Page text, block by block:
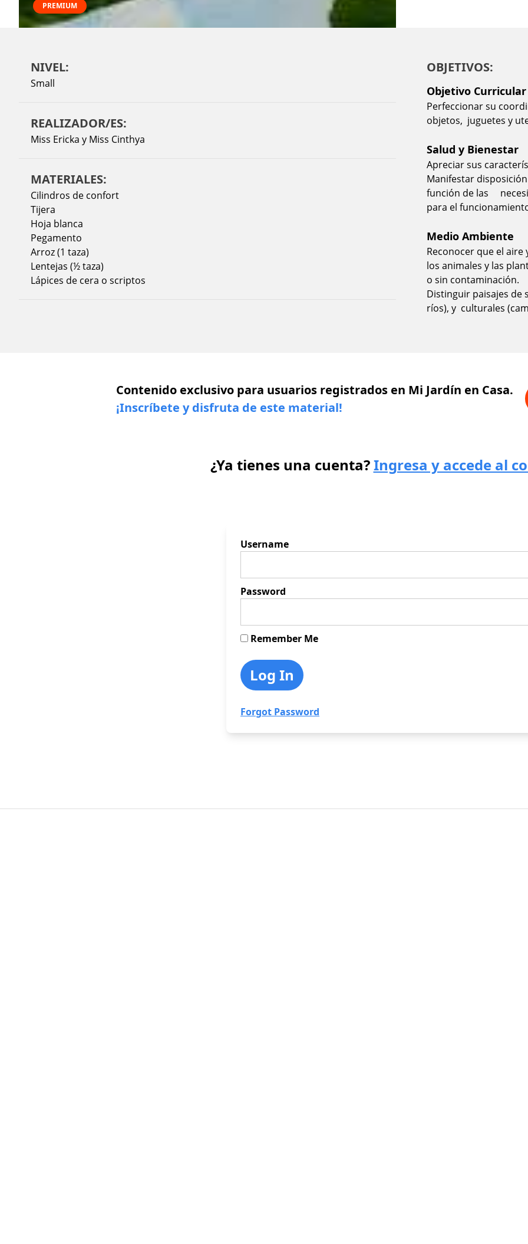
PREMIUM
NIVEL:
Small
REALIZADOR/ES:
Miss Ericka y Miss Cinthya
MATERIALES:
Cilindros de confort
Tijera
Hoja blanca
Pegamento
Arroz (1 taza)
Lentejas (½ taza)
Lápices de cera o scriptos
OBJETIVOS:
Objetivo Curricular
Perfeccionar su
objetos, juguetes y
Salud y Bienestar
Apreciar sus
Manifestar
función de las
para el
Medio Ambiente
Reconocer que el aire
los animales y las
o sin contaminación.
Distinguir paisajes de
ríos), y culturales
Contenido exclusivo para usuarios registrados en Mi Jardín en Casa.
¡Inscríbete y disfruta de este material!
¿Ya tienes una cuenta?Ingresa y accede al
Username
Password
Remember Me
Forgot Password